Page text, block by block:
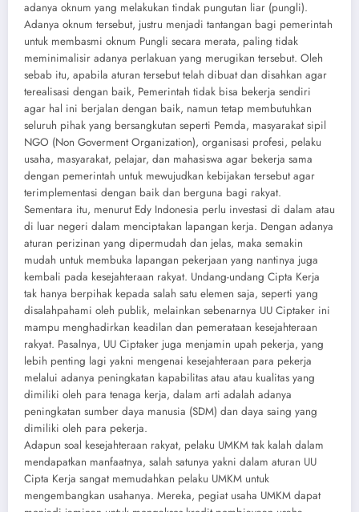
adanya oknum yang melakukan tindak pungutan liar (pungli).
Adanya oknum tersebut, justru menjadi tantangan bagi pemerintah
untuk membasmi oknum Pungli secara merata, paling tidak
meminimalisir adanya perlakuan yang merugikan tersebut. Oleh
sebab itu, apabila aturan tersebut telah dibuat dan disahkan agar
terealisasi dengan baik, Pemerintah tidak bisa bekerja sendiri
agar hal ini berjalan dengan baik, namun tetap membutuhkan
seluruh pihak yang bersangkutan seperti Pemda, masyarakat sipil
NGO (Non Goverment Organization), organisasi profesi, pelaku
usaha, masyarakat, pelajar, dan mahasiswa agar bekerja sama
dengan pemerintah untuk mewujudkan kebijakan tersebut agar
terimplementasi dengan baik dan berguna bagi rakyat.
Sementara itu, menurut Edy Indonesia perlu investasi di dalam atau
di luar negeri dalam menciptakan lapangan kerja. Dengan adanya
aturan perizinan yang dipermudah dan jelas, maka semakin
mudah untuk membuka lapangan pekerjaan yang nantinya juga
kembali pada kesejahteraan rakyat. Undang-undang Cipta Kerja
tak hanya berpihak kepada salah satu elemen saja, seperti yang
disalahpahami oleh publik, melainkan sebenarnya UU Ciptaker ini
mampu menghadirkan keadilan dan pemerataan kesejahteraan
rakyat. Pasalnya, UU Ciptaker juga menjamin upah pekerja, yang
lebih penting lagi yakni mengenai kesejahteraan para pekerja
melalui adanya peningkatan kapabilitas atau atau kualitas yang
dimiliki oleh para tenaga kerja, dalam arti adalah adanya
peningkatan sumber daya manusia (SDM) dan daya saing yang
dimiliki oleh para pekerja.
Adapun soal kesejahteraan rakyat, pelaku UMKM tak kalah dalam
mendapatkan manfaatnya, salah satunya yakni dalam aturan UU
Cipta Kerja sangat memudahkan pelaku UMKM untuk
mengembangkan usahanya. Mereka, pegiat usaha UMKM dapat